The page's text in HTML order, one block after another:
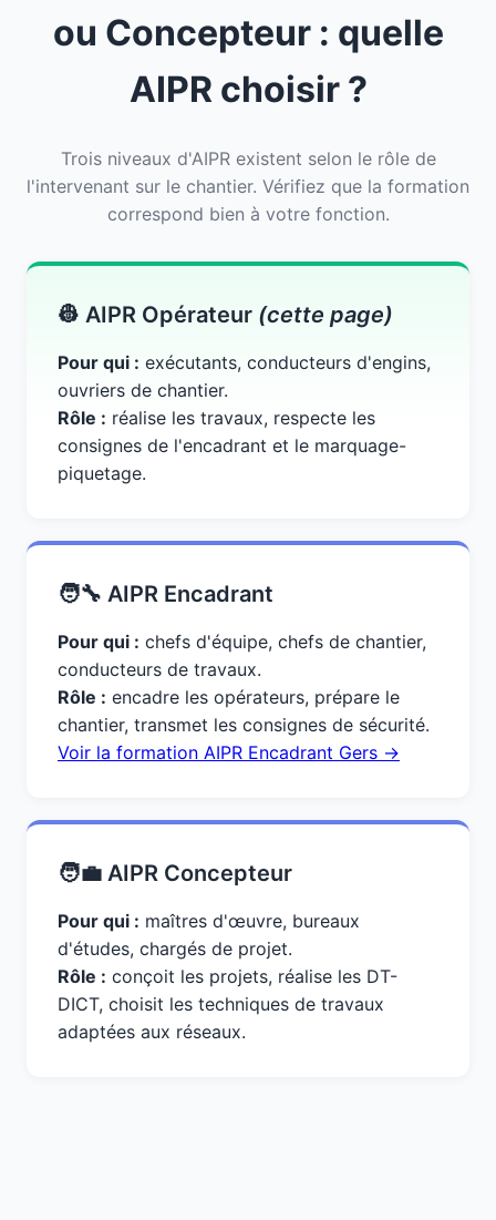
ou Concepteur : quelle
AIPR choisir ?
Trois niveaux d'AIPR existent selon le rôle de
l'intervenant sur le chantier. Vérifiez que la formation
correspond bien à votre fonction.
👷 AIPR Opérateur (cette page)
Pour qui : exécutants, conducteurs d'engins,
ouvriers de chantier.
Rôle : réalise les travaux, respecte les
consignes de l'encadrant et le marquage-
piquetage.
🧑‍🔧 AIPR Encadrant
Pour qui : chefs d'équipe, chefs de chantier,
conducteurs de travaux.
Rôle : encadre les opérateurs, prépare le
chantier, transmet les consignes de sécurité.
Voir la formation AIPR Encadrant Gers →
🧑‍💼 AIPR Concepteur
Pour qui : maîtres d'œuvre, bureaux
d'études, chargés de projet.
Rôle : conçoit les projets, réalise les DT-
DICT, choisit les techniques de travaux
adaptées aux réseaux.